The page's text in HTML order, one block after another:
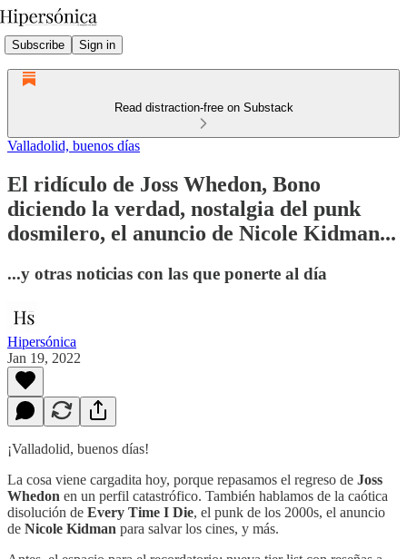
Subscribe Sign in
Read distraction-free on Substack
Valladolid, buenos días
El ridículo de Joss Whedon, Bono
diciendo la verdad, nostalgia del punk
dosmilero, el anuncio de Nicole Kidman...
...y otras noticias con las que ponerte al día
Hipersónica
Jan 19, 2022
¡Valladolid, buenos días!
La cosa viene cargadita hoy, porque repasamos el regreso de Joss
Whedon en un perfil catastrófico. También hablamos de la caótica
disolución de Every Time I Die, el punk de los 2000s, el anuncio
de Nicole Kidman para salvar los cines, y más.